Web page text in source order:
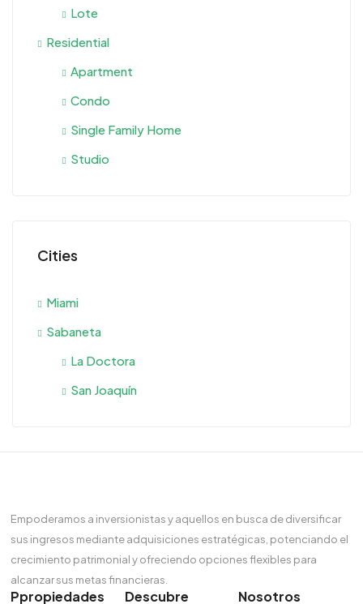
Lote
Residential
Apartment
Condo
Single Family Home
Studio
Cities
Miami
Sabaneta
La Doctora
San Joaquín
Empoderamos a inversionistas y aquellos en busca de diversificar
sus ingresos mediante adquisiciones estratégicas, potenciando el
crecimiento patrimonial y ofreciendo opciones flexibles para
alcanzar sus metas financieras.
Ppropiedades Descubre Nosotros